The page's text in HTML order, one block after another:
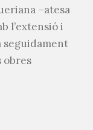
–atesa
l’extensió i
seguidament
obres